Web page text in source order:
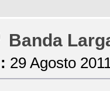
Banda
29 Agosto